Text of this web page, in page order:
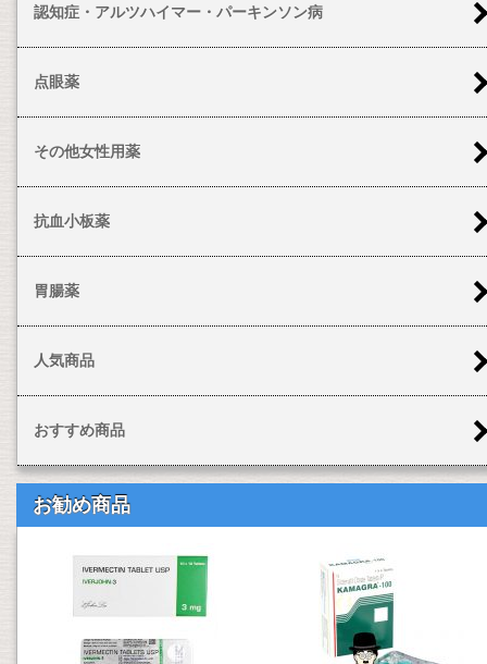
認知症・アルツハイマー・パーキンソン病
点眼薬
その他女性用薬
抗血小板薬
胃腸薬
人気商品
おすすめ商品
お勧め商品